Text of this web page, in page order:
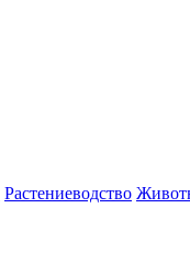
Растениеводство